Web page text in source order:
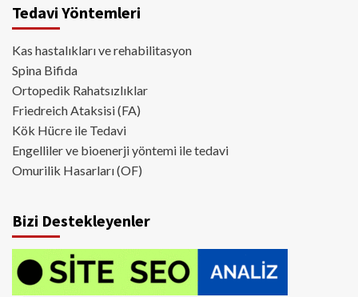
Tedavi Yöntemleri
Kas hastalıkları ve rehabilitasyon
Spina Bifida
Ortopedik Rahatsızlıklar
Friedreich Ataksisi (FA)
Kök Hücre ile Tedavi
Engelliler ve bioenerji yöntemi ile tedavi
Omurilik Hasarları (OF)
Bizi Destekleyenler